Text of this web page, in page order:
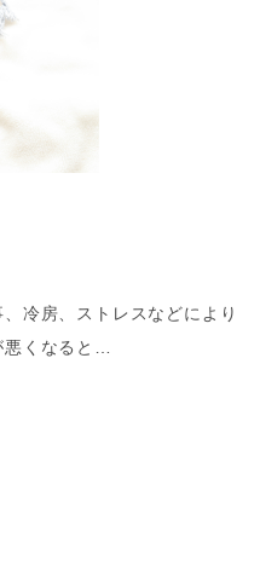
冷房、ストレスなどにより
くなると…